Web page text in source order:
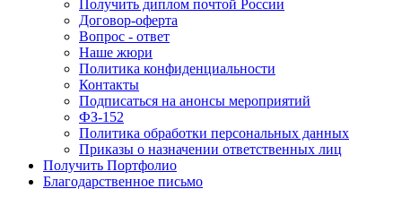
Получить диплом почтой России
Договор-оферта
Вопрос - ответ
Наше жюри
Политика конфиденциальности
Контакты
Подписаться на анонсы мероприятий
ФЗ-152
Политика обработки персональных данных
Приказы о назначении ответственных лиц
Получить Портфолио
Благодарственное письмо